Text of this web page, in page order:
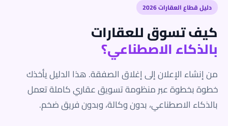
دليل قطاع العقارات 2026
كيف تسوق للعقارات
بالذكاء الاصطناعي؟
من إنشاء الإعلان إلى إغلاق الصفقة. هذا الدليل يأخذك
خطوة بخطوة عبر منظومة تسويق عقاري كاملة تعمل
بالذكاء الاصطناعي، بدون وكالة، وبدون فريق ضخم.